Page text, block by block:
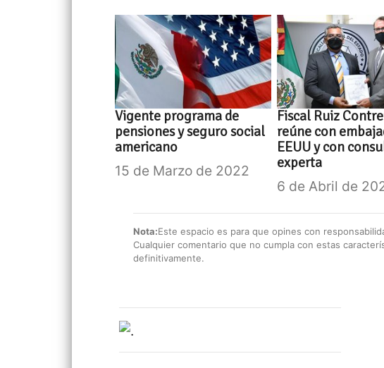
Vigente programa de
pensiones y seguro social
americano
15 de Marzo de 2022
Fiscal Ruiz
reúne con
EEUU y con
experta
6 de Abril de
Nota:Este espacio es para que opines con
Cualquier comentario que no cumpla con estas
definitivamente.